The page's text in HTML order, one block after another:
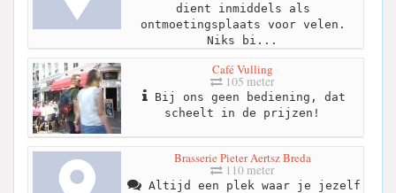
dient inmiddels als
ontmoetingsplaats voor velen.
Niks bi...
Café Vulling
105 meter
Bij ons geen bediening, dat
scheelt in de prijzen!
Brasserie Pieter Aertsz Breda
110 meter
Altijd een plek waar je jezelf